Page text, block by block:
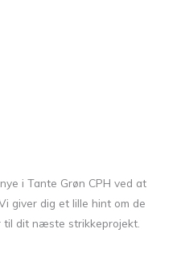
i Tante Grøn CPH ved at
giver dig et lille hint om de
til dit næste strikkeprojekt.